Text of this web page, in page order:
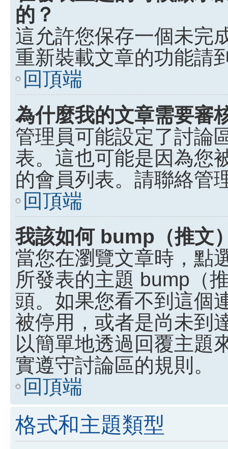
的？
這允許您保存一個未完
重新裝載文章的功能請
回頂端
為什麼我的文章需要審
管理員可能設定了討論
表。這也可能是因為您
的會員列表。請聯絡管
回頂端
我該如何 bump（推文
當您在瀏覽文章時，點
所發表的主題 bump（
頭。如果您看不到這個
被停用，或者是尚未到
以簡單地透過回覆主題
實遵守討論區的規則。
回頂端
格式和主題類型